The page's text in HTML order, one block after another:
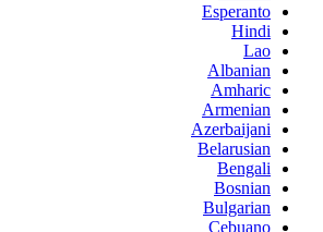
Esperanto
Hindi
Lao
Albanian
Amharic
Armenian
Azerbaijani
Belarusian
Bengali
Bosnian
Bulgarian
Cebuano